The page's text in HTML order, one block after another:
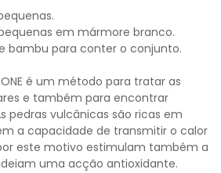
em mármore branco.
bambu para conter o conjunto.
é um método para tratar as
e também para encontrar
pedras vulcânicas são ricas em
a capacidade de transmitir o calor
este motivo estimulam também a
uma acção antioxidante.